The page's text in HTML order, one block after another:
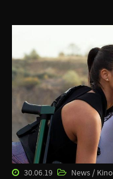
30.06.19 News / Kino